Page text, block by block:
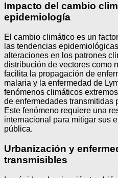
Impacto del cambio
epidemiología
El cambio climático es un
las tendencias
alteraciones en los patrones
distribución de vectores como
facilita la propagación de
malaria y la enfermedad de
fenómenos climáticos
de enfermedades transmitidas
Este fenómeno requiere una
internacional para mitigar sus
pública.
Urbanización y
transmisibles